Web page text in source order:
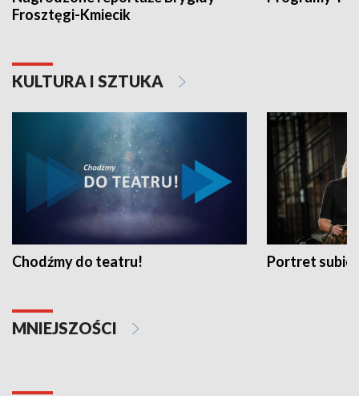
Frosztęgi-Kmiecik
KULTURA I SZTUKA
Chodźmy do teatru! Portret
MNIEJSZOŚCI